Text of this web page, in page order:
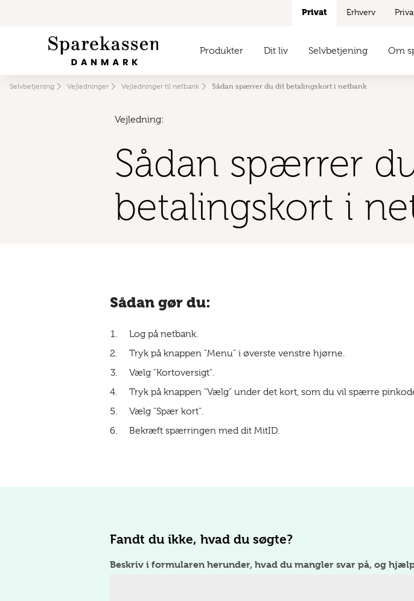
Selvbetjening Vejledninger Vejledninger til netbank Sådan spærrer du dit betalingskort i netbank
Privat Erhverv
Produkter Dit liv Selvbetjening Om
Vejledning:
Sådan spærrer
betalingskort i
Sådan gør du:
Log på netbank.
Tryk på knappen "Menu" i øverste venstre hjørne.
Vælg "Kortoversigt".
Tryk på knappen "Vælg" under det kort, som du vil spærre
Vælg "Spær kort".
Bekræft spærringen med dit MitID.
Fandt du ikke, hvad du søgte?
Beskriv i formularen herunder, hvad du mangler svar på, og